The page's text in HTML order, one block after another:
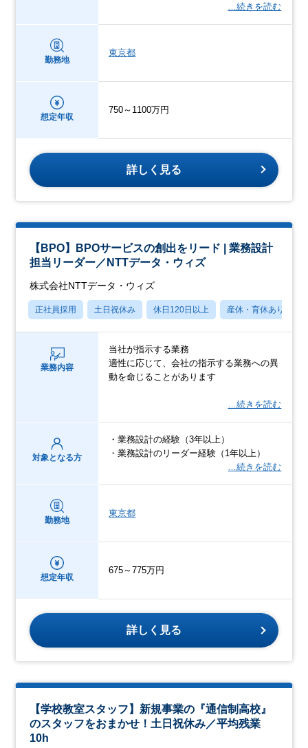
…続きを読む
勤務地
東京都
想定年収
750～1100万円
詳しく見る
【BPO】BPOサービスの創出をリード | 業務設計
担当リーダー／NTTデータ・ウィズ
株式会社NTTデータ・ウィズ
正社員採用 土日祝休み 休日120日以上 産休・育休あり
業務内容
当社が指示する業務
適性に応じて、会社の指示する業務への異
動を命じることがあります
…続きを読む
対象となる方
・業務設計の経験（3年以上）
・業務設計のリーダー経験（1年以上）
…続きを読む
勤務地
東京都
想定年収
675～775万円
詳しく見る
【学校教室スタッフ】新規事業の『通信制高校』
のスタッフをおまかせ！土日祝休み／平均残業
10h